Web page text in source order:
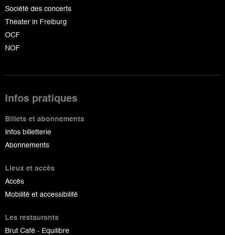
Société des concerts
Theater in Freiburg
OCF
NOF
Infos pratiques
Billets et abonnements
Infos billetterie
Abonnements
Lieux et accès
Accès
Mobilité et accessibilité
Les restaurants
Brut Café - Equilibre